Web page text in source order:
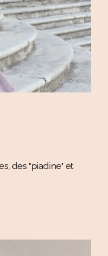
des "piadine" et